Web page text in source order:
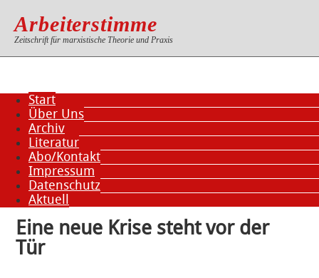
Arbeiterstimme
Zeitschrift für marxistische Theorie und Praxis
Start
Über Uns
Archiv
Literatur
Abo/Kontakt
Impressum
Datenschutz
Aktuell
Eine neue Krise steht vor der
Tür